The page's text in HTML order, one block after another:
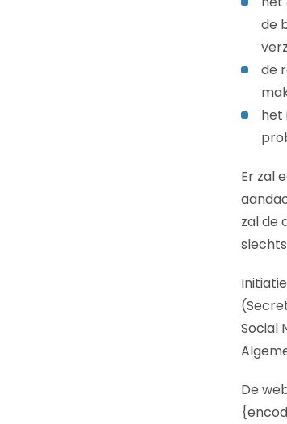
de
de
het
Er zal
zal de
Social
De